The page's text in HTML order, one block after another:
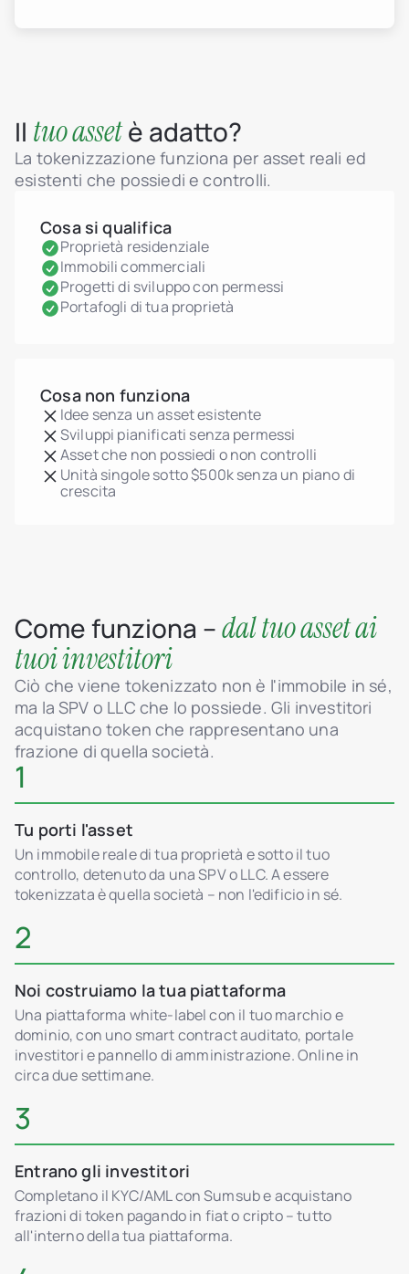
Il tuo assetè adatto?
La tokenizzazione funziona per asset reali ed
esistenti che possiedi e controlli.
Cosa si qualifica
Proprietà residenziale
Immobili commerciali
Progetti di sviluppo con permessi
Portafogli di tua proprietà
Cosa non funziona
Idee senza un asset esistente
Sviluppi pianificati senza permessi
Asset che non possiedi o non controlli
Unità singole sotto $500k senza un piano di
crescita
Come funziona –dal tuo asset ai
tuoi investitori
Ciò che viene tokenizzato non è l'immobile in sé,
ma la SPV o LLC che lo possiede. Gli investitori
acquistano token che rappresentano una
frazione di quella società.
1
Tu porti l'asset
Un immobile reale di tua proprietà e sotto il tuo
controllo, detenuto da una SPV o LLC. A essere
tokenizzata è quella società – non l'edificio in sé.
2
Noi costruiamo la tua piattaforma
Una piattaforma white-label con il tuo marchio e
dominio, con uno smart contract auditato, portale
investitori e pannello di amministrazione. Online in
circa due settimane.
3
Entrano gli investitori
Completano il KYC/AML con Sumsub e acquistano
frazioni di token pagando in fiat o cripto – tutto
all'interno della tua piattaforma.